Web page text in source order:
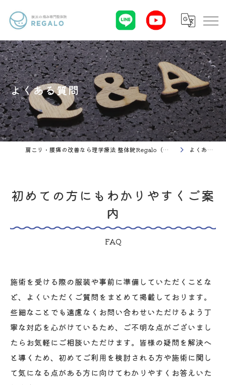
よくある質問
肩こり・腰痛の改善なら理学療法 整体院Regalo（横浜市神奈川区白楽駅） よくある質問
初めての方にもわかりやすくご案
内
FAQ
施術を受ける際の服装や事前に準備していただくことな
ど、よくいただくご質問をまとめて掲載しております。
些細なことでも遠慮なくお問い合わせいただけるよう丁
寧な対応を心がけているため、ご不明な点がございまし
たらお気軽にご相談いただけます。皆様の疑問を解決へ
と導くため、初めてご利用を検討される方や施術に関し
て気になる点がある方に向けてわかりやすくお答えいた